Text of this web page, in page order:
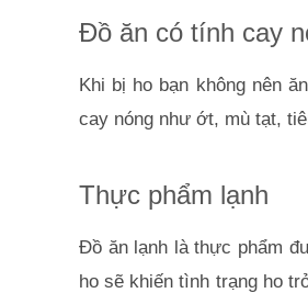
Đồ ăn có tính cay
Khi bị ho bạn không nên
cay nóng như ớt, mù tạt,
Thực phẩm lạnh
Đồ ăn lạnh là thực phẩm
ho sẽ khiến tình trạng ho